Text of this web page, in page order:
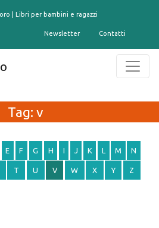
| Libri per bambini e ragazzi
Newsletter Contatti
Tag: v
E F G H I J K L M N
T U V W X Y Z